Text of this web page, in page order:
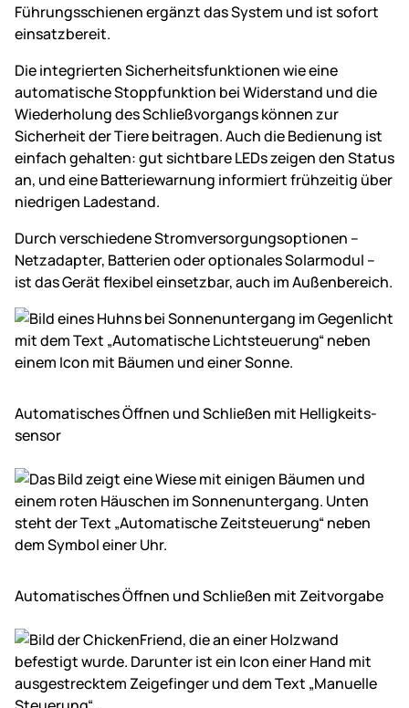
Führungsschienen ergänzt das System und ist sofort
einsatzbereit.
Die integrierten Sicherheitsfunktionen wie eine
automatische Stoppfunktion bei Widerstand und die
Wiederholung des Schließvorgangs können zur
Sicherheit der Tiere beitragen. Auch die Bedienung ist
einfach gehalten: gut sichtbare LEDs zeigen den Status
an, und eine Batteriewarnung informiert frühzeitig über
niedrigen Ladestand.
Durch verschiedene Stromversorgungsoptionen –
Netzadapter, Batterien oder optionales Solarmodul –
ist das Gerät flexibel einsetzbar, auch im Außenbereich.
Automatisches Öffnen und Schließen mit Hellig­keits­
sensor
Automatisches Öffnen und Schließen mit Zeit­vorgabe